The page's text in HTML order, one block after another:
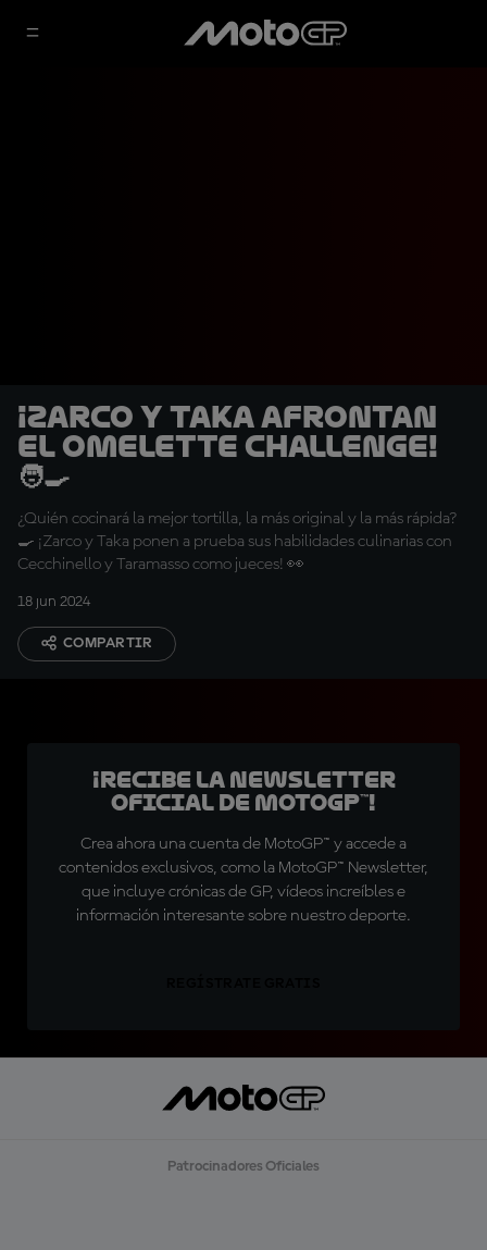
¡Zarco y Taka afrontan
el Omelette Challenge!
🧑‍🍳
¿Quién cocinará la mejor tortilla, la más original y la más rápida?
🍳 ¡Zarco y Taka ponen a prueba sus habilidades culinarias con
Cecchinello y Taramasso como jueces! 👀
18 jun 2024
COMPARTIR
¡Recibe la Newsletter
oficial de MotoGP™!
Crea ahora una cuenta de MotoGP™ y accede a
contenidos exclusivos, como la MotoGP™ Newsletter,
que incluye crónicas de GP, vídeos increíbles e
información interesante sobre nuestro deporte.
Patrocinadores Oficiales